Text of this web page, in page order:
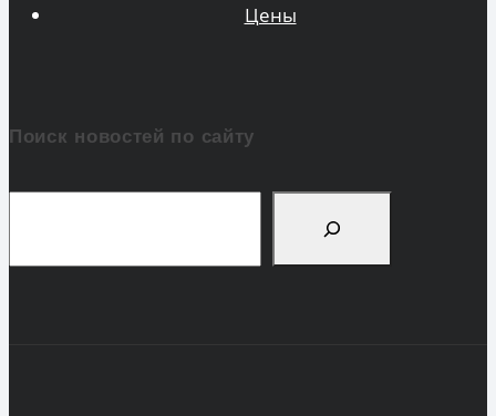
Цены
Поиск новостей по сайту